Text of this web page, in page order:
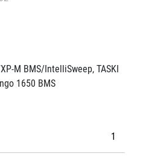
M BMS/IntelliSweep, TASKI
1650 BMS